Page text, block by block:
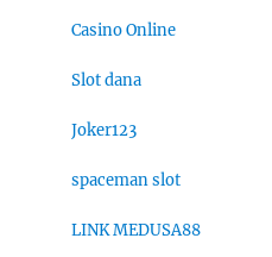
Casino Online
Slot dana
Joker123
spaceman slot
LINK MEDUSA88